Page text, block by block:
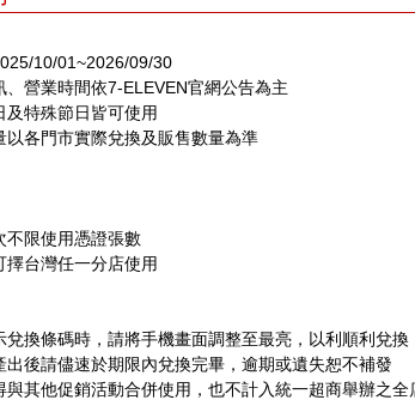
10/01~2026/09/30
、營業時間依7-ELEVEN官網公告為主
及特殊節日皆可使用
以各門市實際兌換及販售數量為準
不限使用憑證張數
擇台灣任一分店使用
兌換條碼時，請將手機畫面調整至最亮，以利順利兌換
出後請儘速於期限內兌換完畢，逾期或遺失恕不補發
與其他促銷活動合併使用，也不計入統一超商舉辦之